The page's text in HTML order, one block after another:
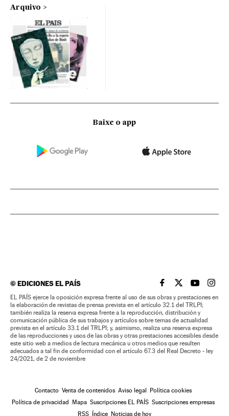
Arquivo
Baixe o app
©EDICIONES EL PAÍS EL PAÍS BRASIL EN
EL PAÍSEL PAÍS
EL
EL PAÍS ejerce la oposición expresa frente al uso de sus obras y prestaciones en
la elaboración de revistas de prensa prevista en el artículo 32.1 del TRLPI;
también realiza la reserva expresa frente a la reproducción, distribución y
comunicación pública de sus trabajos y artículos sobre temas de actualidad
prevista en el artículo 33.1 del TRLPI; y, asimismo, realiza una reserva expresa
de las reproducciones y usos de las obras y otras prestaciones accesibles desde
este sitio web a medios de lectura mecánica u otros medios que resulten
adecuados a tal fin de conformidad con el artículo 67.3 del Real Decreto - ley
24/2021, de 2 de noviembre
Contacto Venta de contenidos Aviso legal Política cookies
Política de privacidad Mapa Suscripciones EL PAÍS Suscripciones empresas
RSS Índice Noticias de hoy